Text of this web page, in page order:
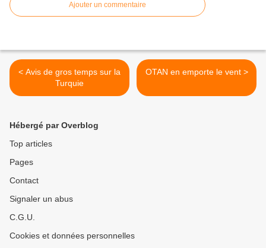
Ajouter un commentaire
< Avis de gros temps sur la
Turquie
OTAN en emporte le vent >
Hébergé par Overblog
Top articles
Pages
Contact
Signaler un abus
C.G.U.
Cookies et données personnelles